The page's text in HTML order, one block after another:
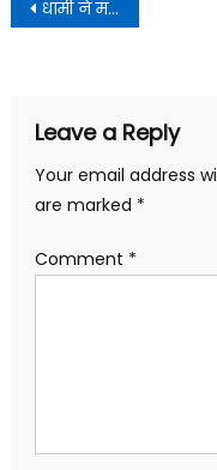
navigation
धामी ने महासू महाराज एवं बाशिक महाराज महेंद्रथ में पूजा अर्चना कर प्रदेश में खुशहाली तरक्की एवं प्रगति की कामना की
Leave a Reply
Your email address
are marked *
Comment *